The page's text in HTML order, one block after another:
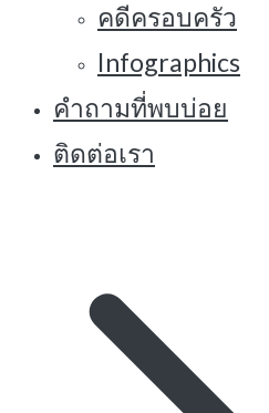
คดีครอบครัว
Infographics
คำถามที่พบบ่อย
ติดต่อเรา